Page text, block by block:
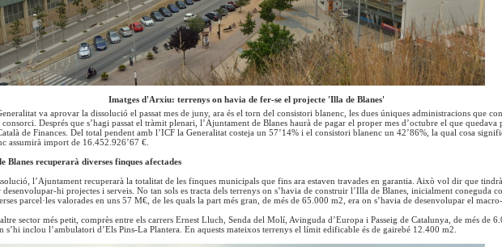
Imatges d'Arxiu: terrenys on havia de fer-se el projecte 'Illa de Blanes'
va aprovar la dissolució el passat mes de juny, ara és el torn del consistori blanenc, les dues úniques administracions que
Després que s’hagi passat el tràmit plenari, l’Ajuntament de Blanes haurà de pagar el proper mes d’octubre el que quedava
de Finances. Del total pendent amb l’ICF la Generalitat costeja un 57’14% i el consistori blanenc un 42’86%, la qual cosa
assumirà import de 16.452.926’67 €.
Blanes recuperarà diverses finques afectades
l’Ajuntament recuperarà la totalitat de les finques municipals que fins ara estaven travades en garantia. Això vol dir que
hi projectes i serveis. No tan sols es tracta dels terrenys on s’havia de construir l’Illa de Blanes, inicialment coneguda
parcel·les valorades en uns 57 M€, de les quals la part més gran, de més de 65.000 m2, era on s’havia de desenvolupar el
sector més petit, comprès entre els carrers Ernest Lluch, Senda del Molí, Avinguda d’Europa i Passeig de Catalunya, de més de
s’hi inclou l’ambulatori d’Els Pins-La Plantera. En aquests mateixos terrenys el límit edificable és de gairebé 12.400 m2.